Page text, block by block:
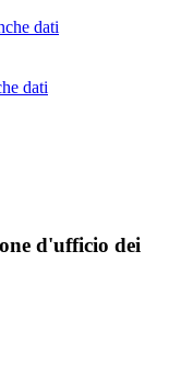
dati
dati
d'ufficio dei